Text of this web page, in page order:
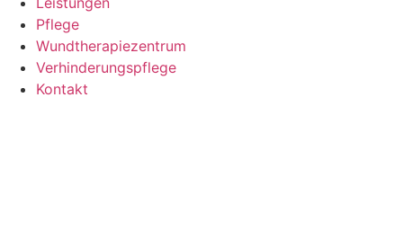
Pflege
Wundtherapiezentrum
Verhinderungspflege
Kontakt